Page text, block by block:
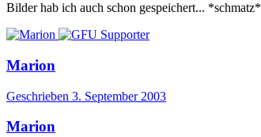
Bilder hab ich auch schon gespeichert... *schmatz*
Marion
Geschrieben 3. September 2003
Marion